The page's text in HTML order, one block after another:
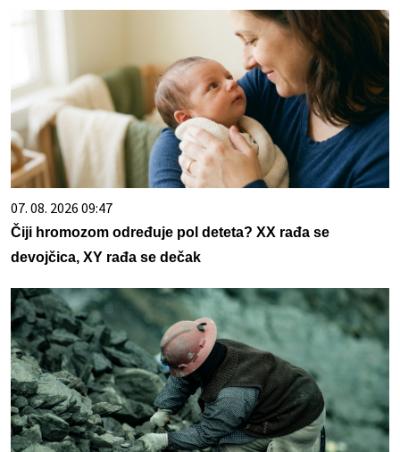
07. 08. 2026 09:47
Čiji hromozom određuje pol deteta? XX rađa se
devojčica, XY rađa se dečak